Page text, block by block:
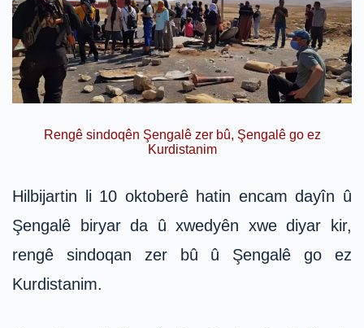
Rengê sindoqên Şengalê zer bû, Şengalê go ez
Kurdistanim
Hilbijartin li 10 oktoberê hatin encam dayîn û
Şengalê biryar da û xwedyên xwe diyar kir,
rengê sindoqan zer bû û Şengalê go ez
Kurdistanim.